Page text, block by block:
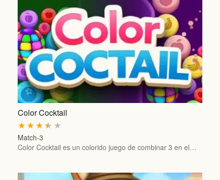
Color Cocktail
★
★
★
★
★
Match-3
Color Cocktail es un colorido juego de combinar 3 en el…